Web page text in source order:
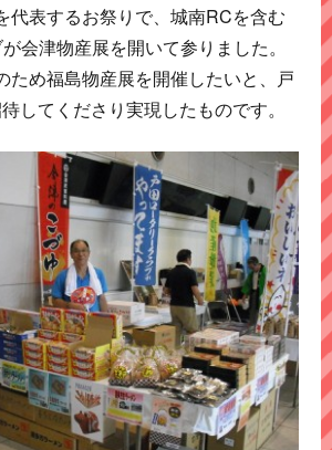
代表するお祭りで、城南RCを含む
会津物産展を開いて参りました。
ため福島物産展を開催したいと、戸
してくださり実現したものです。